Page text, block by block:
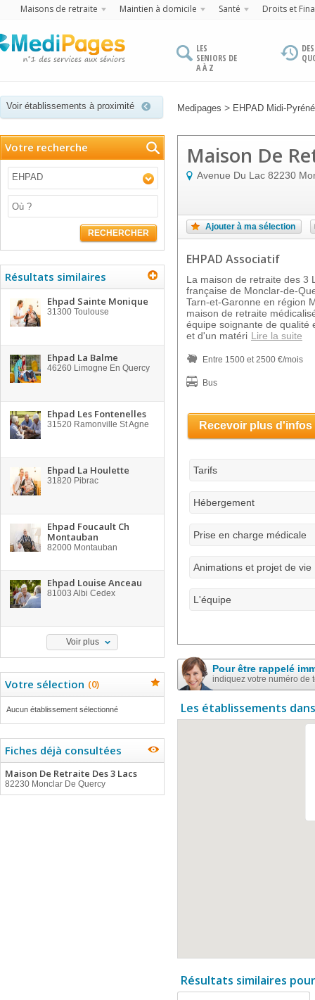
Maisons de retraite Maintien à domicile Santé Droits et
LES
SENIORS DE
A À Z
Voir établissements à proximité Medipages > EHPAD Midi-
Votre recherche
EHPAD
RECHERCHER
Résultats similaires
Ehpad Sainte Monique
31300 Toulouse
Ehpad La Balme
46260 Limogne En Quercy
Ehpad Les Fontenelles
31520 Ramonville St Agne
Ehpad La Houlette
31820 Pibrac
Ehpad Foucault Ch
Montauban
82000 Montauban
Ehpad Louise Anceau
81003 Albi Cedex
Voir plus
Votre sélection (0)
Aucun établissement sélectionné
Fiches déjà consultées
Maison De Retraite Des 3 Lacs
82230 Monclar De Quercy
Maison De
Avenue Du Lac 82230
Ajouter à ma sélection
EHPAD Associatif
La maison de retraite des 3
française de Monclar-de-
Tarn-et-Garonne en région
maison de retraite
équipe soignante de qualité
et d'un matéri Lire la suite
Entre 1500 et 2500 €/mois
Bus
Recevoir plus d'infos
Tarifs
Hébergement
Prise en charge médicale
Animations et projet de vie
L'équipe
Pour être rappelé
indiquez votre numéro de
Les établissements
Résultats similaires